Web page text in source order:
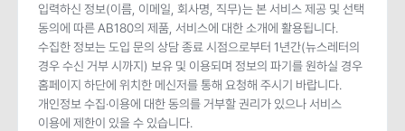
입력하신 정보(이름, 이메일, 회사명, 직무)는 본 서비스 제공 및 선택
동의에 따른 AB180의 제품, 서비스에 대한 소개에 활용됩니다.
수집한 정보는 도입 문의 상담 종료 시점으로부터 1년간(뉴스레터의
경우 수신 거부 시까지) 보유 및 이용되며 정보의 파기를 원하실 경우
홈페이지 하단에 위치한 메신저를 통해 요청해 주시기 바랍니다.
개인정보 수집·이용에 대한 동의를 거부할 권리가 있으나 서비스
이용에 제한이 있을 수 있습니다.